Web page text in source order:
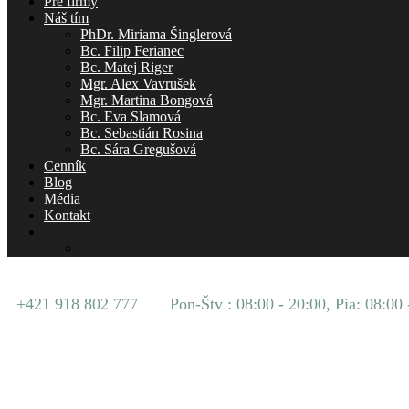
Náš tím
PhDr. Miriama Šinglerová
Bc. Filip Ferianec
Bc. Matej Riger
Mgr. Alex Vavrušek
Mgr. Martina Bongová
Bc. Eva Slamová
Bc. Sebastián Rosina
Bc. Sára Gregušová
Cenník
Blog
Média
Kontakt
+421 918 802 777 Pon-Štv : 08:00 - 20:00, Pia: 08:00